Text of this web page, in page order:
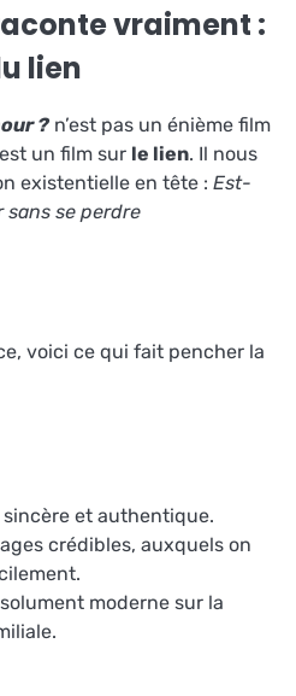
vraiment :
lien
? n’est pas un énième film
un film sur le lien. Il nous
existentielle en tête : Est-
sans se perdre
voici ce qui fait pencher la
et authentique.
crédibles, auxquels on
moderne sur la